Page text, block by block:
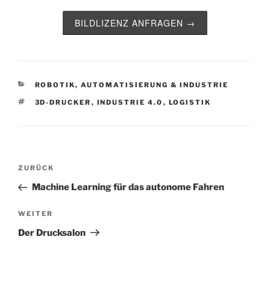
BILDLIZENZ ANFRAGEN →
KATEGORIEN
ROBOTIK, AUTOMATISIERUNG & INDUSTRIE
SCHLAGWÖRTER
3D-DRUCKER , INDUSTRIE 4.0 , LOGISTIK
Beitragsnavigation
Vorheriger
Beitrag
ZURÜCK
Machine Learning für das autonome Fahren
Nächster
Beitrag
WEITER
Der Drucksalon